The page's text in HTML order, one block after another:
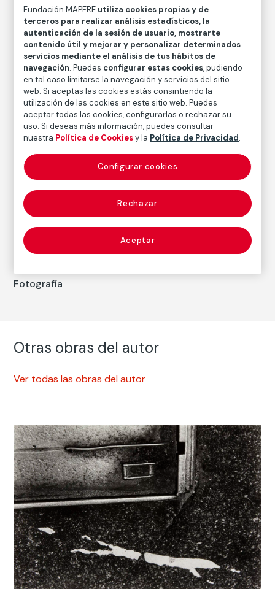
Louis Stettner
Técnica
Copia posterior de plata en gelatina
Medidas
Medidas papel: 40 x 30 cm (15 3/4 x 11 13/16 in.)
Inventario
FM003883
Fecha
1949/Década de 1990
Autor
Louis Stettner
Nacimiento: Nueva York, 1922
Fallecimiento: París, 2016
Fotografía
Otras obras del autor
Ver todas las obras del autor
Fundación MAPFRE utiliza cookies propias y de
terceros para realizar análisis estadísticos, la
autenticación de la sesión de usuario, mostrarte
contenido útil y mejorar y personalizar determinados
servicios mediante el análisis de tus hábitos de
navegación. Puedes configurar estas cookies, pudiendo
en tal caso limitarse la navegación y servicios del sitio
web. Si aceptas las cookies estás consintiendo la
utilización de las cookies en este sitio web. Puedes
aceptar todas las cookies, configurarlas o rechazar su
uso. Si deseas más información, puedes consultar
nuestra Política de Cookiesy la Política de Privacidad.
Rechazar
Aceptar
Configurar cookies